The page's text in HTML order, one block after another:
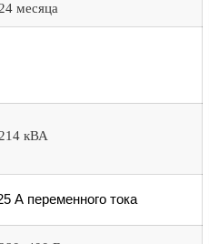
24 месяца
214 кВА
А переменного тока